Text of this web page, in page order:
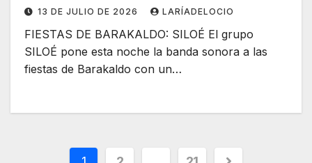
13 DE JULIO DE 2026 LARÍADELOCIO
FIESTAS DE BARAKALDO: SILOÉ El grupo
SILOÉ pone esta noche la banda sonora a las
fiestas de Barakaldo con un…